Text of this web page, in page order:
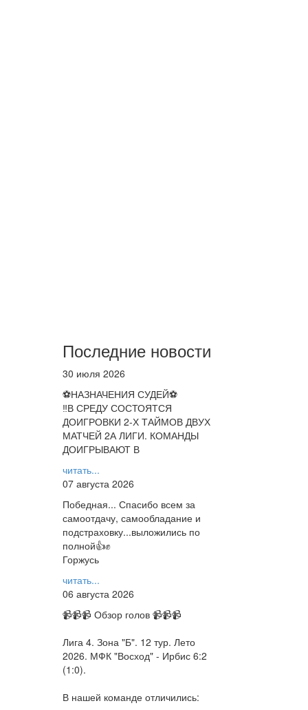
Последние новости
30 июля 2026
⚽НАЗНАЧЕНИЯ СУДЕЙ⚽
‼В СРЕДУ СОСТОЯТСЯ
ДОИГРОВКИ 2-Х ТАЙМОВ ДВУХ
МАТЧЕЙ 2А ЛИГИ. КОМАНДЫ
ДОИГРЫВАЮТ В
читать...
07 августа 2026
Победная... Спасибо всем за
самоотдачу, самообладание и
подстраховку...выложились по
полной👍✊
Горжусь
читать...
06 августа 2026
📹📹📹 Обзор голов 📹📹📹
Лига 4. Зона "Б". 12 тур. Лето
2026. МФК "Восход" - Ирбис 6:2
(1:0).
В нашей команде отличились: